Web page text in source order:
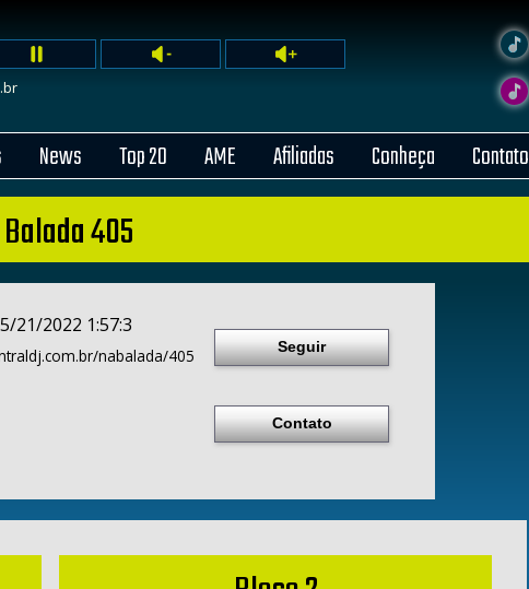
News Top 20 AME Afiliadas Conheça Contato
405
5/21/2022 1:57:3
nabalada/405 Seguir
Contato